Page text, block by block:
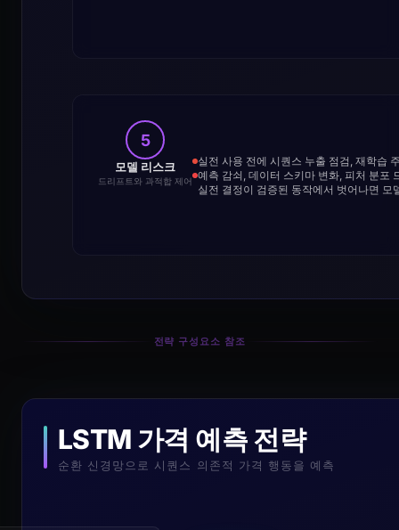
5
모델 리스크
드리프트와 과적합 제어
실전 사용 전에 시퀀스 누출 점검, 재학습
예측 감쇠, 데이터 스키마 변화, 피처 분포
실전 결정이 검증된 동작에서 벗어나면 모
전략 구성요소 참조
LSTM 가격 예측 전략
순환 신경망으로 시퀀스 의존적 가격 행동을 예측